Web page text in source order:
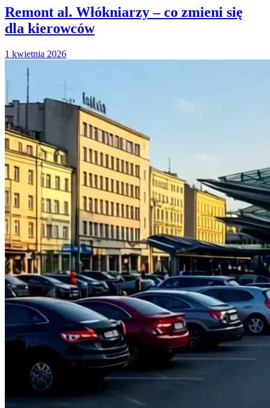
Remont al. Włókniarzy – co zmieni się
dla kierowców
1 kwietnia 2026